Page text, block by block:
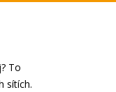
To
sítích.